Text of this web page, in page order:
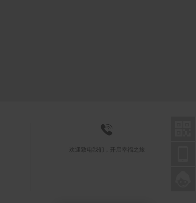

欢迎致电我们，开启幸福之旅